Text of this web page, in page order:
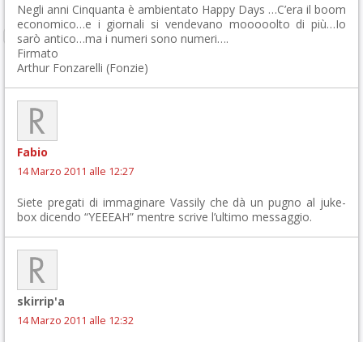
Negli anni Cinquanta è ambientato Happy Days …C’era il boom
economico…e i giornali si vendevano mooooolto di più…Io
sarò antico…ma i numeri sono numeri….
Firmato
Arthur Fonzarelli (Fonzie)
Fabio
14 Marzo 2011 alle 12:27
Siete pregati di immaginare Vassily che dà un pugno al juke-
box dicendo “YEEEAH” mentre scrive l’ultimo messaggio.
skirrip'a
14 Marzo 2011 alle 12:32